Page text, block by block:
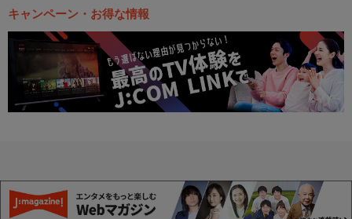
キャンペーン・お得な情報